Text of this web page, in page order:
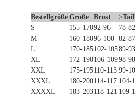
Bestellgröße Größe Brust >
S
155-17092-96 78-82
M
160-18096-100 82-87
L
170-185102-10589-93
XL
172-190106-10998-98
XXL
175-195110-113 99-
XXXL
180-200114-117 104-
XXXXL
183-203118-121 109-